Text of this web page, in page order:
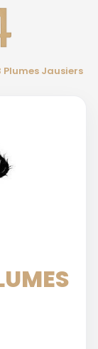
Plumes Jausiers